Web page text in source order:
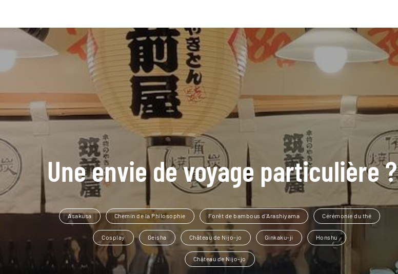
Une envie de voyage particulière ?
Asakusa Chemin de la Philosophie Forêt de bambous d'Arashiyama Cérémonie du thé
Cosplay Geisha Château de Nijo-jo Ginkaku-ji Honshu
Château de Nijo-jo